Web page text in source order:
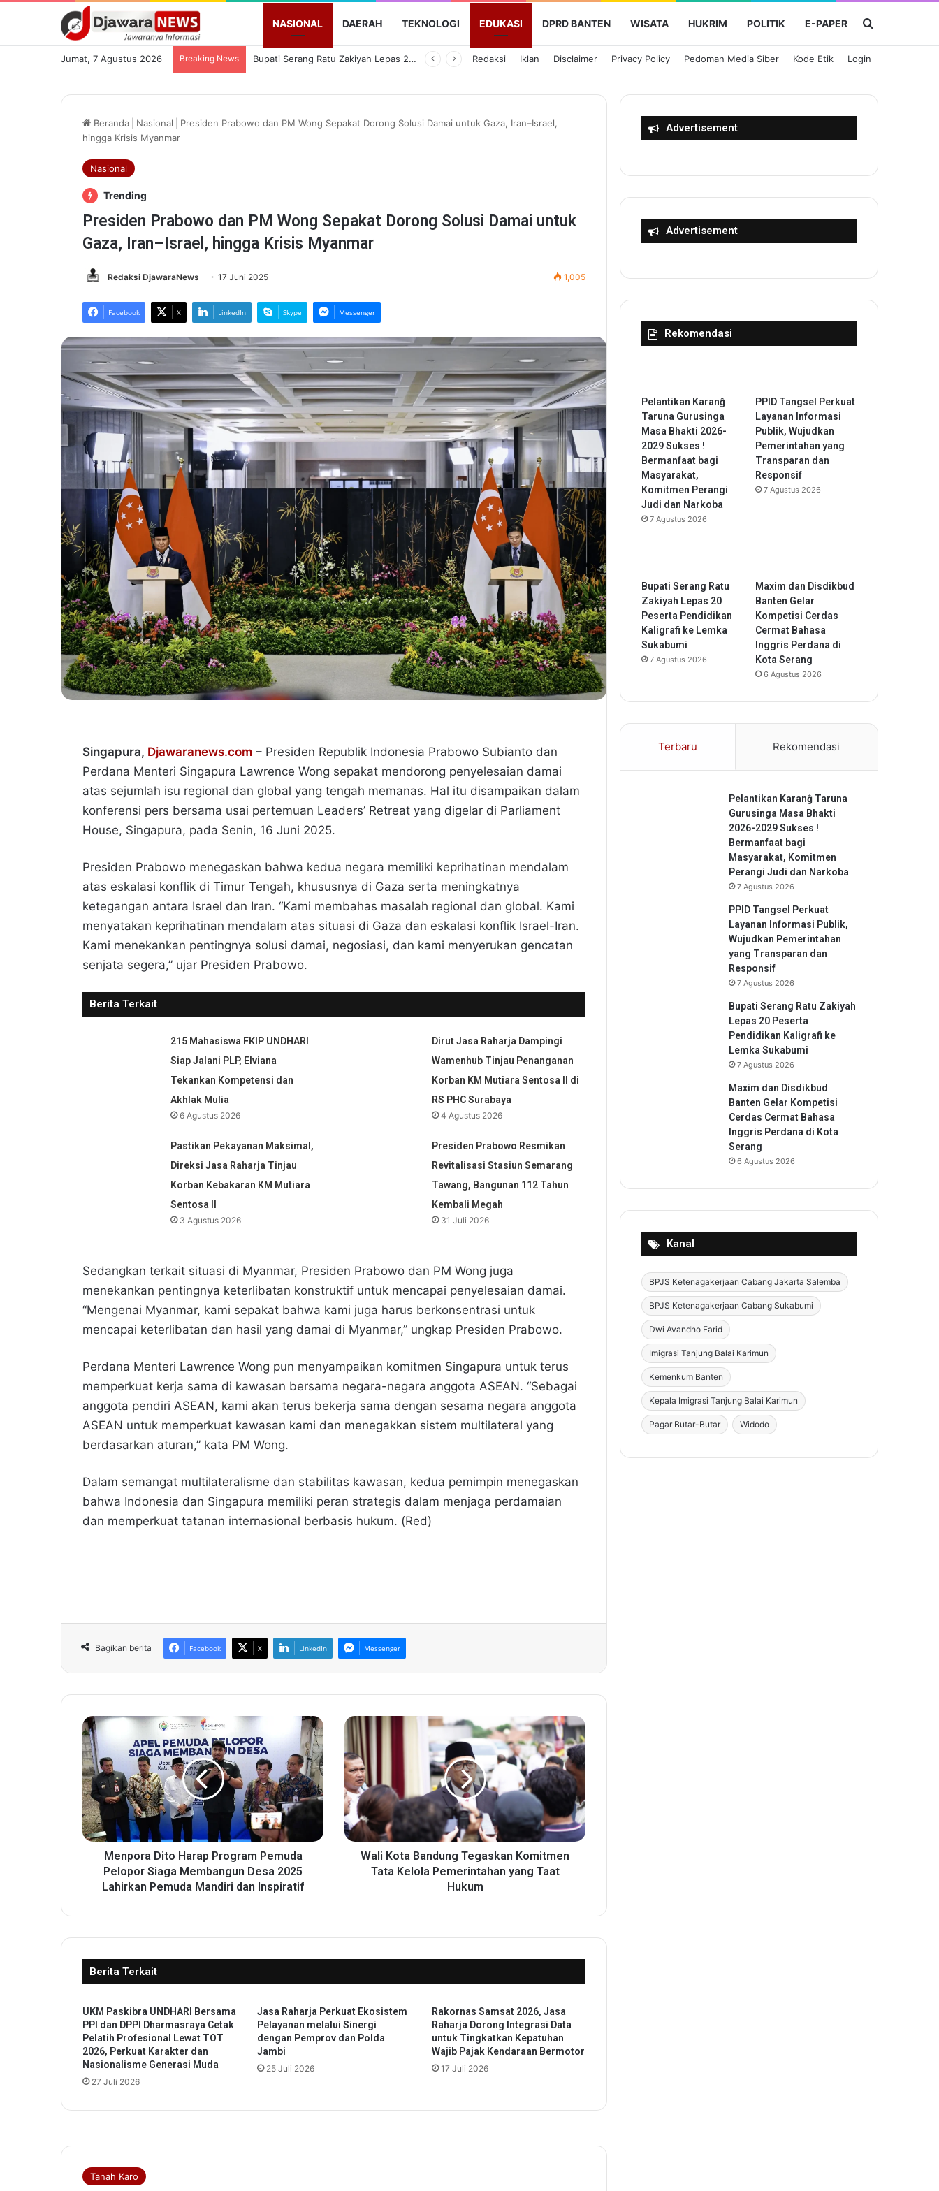
NASIONAL DAERAH TEKNOLOGI EDUKASI DPRD BANTEN WISATA HUKRIM POLITIK E-PAPER Cari Berita
Jumat, 7 Agustus 2026 Breaking News Bupati Serang Ratu Zakiyah Lepas 20 Peserta Pendidikan Kaligrafi ke Lemka Sukabumi Redaksi Iklan Disclaimer Privacy Policy Pedoman Media Siber Kode Etik Login
Beranda Nasional
Presiden Prabowo dan PM Wong Sepakat Dorong Solusi Damai untuk Gaza, Iran–Israel,
hingga Krisis Myanmar
Nasional
Trending
Presiden Prabowo dan PM Wong Sepakat Dorong Solusi Damai untuk
Gaza, Iran–Israel, hingga Krisis Myanmar
Redaksi DjawaraNews 17 Juni 2025 1,005
Facebook X LinkedIn Skype Messenger
Singapura, Djawaranews.com – Presiden Republik Indonesia Prabowo Subianto dan
Perdana Menteri Singapura Lawrence Wong sepakat mendorong penyelesaian damai
atas sejumlah isu regional dan global yang tengah memanas. Hal itu disampaikan dalam
konferensi pers bersama usai pertemuan Leaders’ Retreat yang digelar di Parliament
House, Singapura, pada Senin, 16 Juni 2025.
Presiden Prabowo menegaskan bahwa kedua negara memiliki keprihatinan mendalam
atas eskalasi konflik di Timur Tengah, khususnya di Gaza serta meningkatnya
ketegangan antara Israel dan Iran. “Kami membahas masalah regional dan global. Kami
menyatakan keprihatinan mendalam atas situasi di Gaza dan eskalasi konflik Israel-Iran.
Kami menekankan pentingnya solusi damai, negosiasi, dan kami menyerukan gencatan
senjata segera,” ujar Presiden Prabowo.
Berita Terkait
215 Mahasiswa FKIP UNDHARI
Siap Jalani PLP, Elviana
Tekankan Kompetensi dan
Akhlak Mulia
6 Agustus 2026
Dirut Jasa Raharja Dampingi
Wamenhub Tinjau Penanganan
Korban KM Mutiara Sentosa II di
RS PHC Surabaya
4 Agustus 2026
Pastikan Pekayanan Maksimal,
Direksi Jasa Raharja Tinjau
Korban Kebakaran KM Mutiara
Sentosa II
3 Agustus 2026
Presiden Prabowo Resmikan
Revitalisasi Stasiun Semarang
Tawang, Bangunan 112 Tahun
Kembali Megah
31 Juli 2026
Sedangkan terkait situasi di Myanmar, Presiden Prabowo dan PM Wong juga
menekankan pentingnya keterlibatan konstruktif untuk mencapai penyelesaian damai.
“Mengenai Myanmar, kami sepakat bahwa kami juga harus berkonsentrasi untuk
mencapai keterlibatan dan hasil yang damai di Myanmar,” ungkap Presiden Prabowo.
Perdana Menteri Lawrence Wong pun menyampaikan komitmen Singapura untuk terus
memperkuat kerja sama di kawasan bersama negara-negara anggota ASEAN. “Sebagai
anggota pendiri ASEAN, kami akan terus bekerja sama dengan sesama negara anggota
ASEAN untuk memperkuat kawasan kami dan menegakkan sistem multilateral yang
berdasarkan aturan,” kata PM Wong.
Dalam semangat multilateralisme dan stabilitas kawasan, kedua pemimpin menegaskan
bahwa Indonesia dan Singapura memiliki peran strategis dalam menjaga perdamaian
dan memperkuat tatanan internasional berbasis hukum. (Red)
Bagikan berita Facebook X LinkedIn Messenger
M
e
n
p
o
r
a
D
i
r
P
o
r
a
m
P
e
P
l
Menpora Dito Harap Program Pemuda
Pelopor Siaga Membangun Desa 2025
Lahirkan Pemuda Mandiri dan Inspiratif
W
l
i
K
o
t
a
B
n
e
a
k
a
n
e
Wali Kota Bandung Tegaskan Komitmen
Tata Kelola Pemerintahan yang Taat
Hukum
Berita Terkait
UKM Paskibra UNDHARI Bersama
PPI dan DPPI Dharmasraya Cetak
Pelatih Profesional Lewat TOT
2026, Perkuat Karakter dan
Nasionalisme Generasi Muda
27 Juli 2026
‎Jasa Raharja Perkuat Ekosistem
Pelayanan melalui Sinergi
dengan Pemprov dan Polda
Jambi
25 Juli 2026
Rakornas Samsat 2026, Jasa
Raharja Dorong Integrasi Data
untuk Tingkatkan Kepatuhan
Wajib Pajak Kendaraan Bermotor
17 Juli 2026
Advertisement
Advertisement
Rekomendasi
Pelantikan Karanĝ
Taruna Gurusinga
Masa Bhakti 2026-
2029 Sukses !
Bermanfaat bagi
Masyarakat,
Komitmen Perangi
Judi dan Narkoba
7 Agustus 2026
PPID Tangsel Perkuat
Layanan Informasi
Publik, Wujudkan
Pemerintahan yang
Transparan dan
Responsif
7 Agustus 2026
Bupati Serang Ratu
Zakiyah Lepas 20
Peserta Pendidikan
Kaligrafi ke Lemka
Sukabumi
7 Agustus 2026
Maxim dan Disdikbud
Banten Gelar
Kompetisi Cerdas
Cermat Bahasa
Inggris Perdana di
Kota Serang
6 Agustus 2026
Terbaru Rekomendasi
Pelantikan Karanĝ Taruna
Gurusinga Masa Bhakti
2026-2029 Sukses !
Bermanfaat bagi
Masyarakat, Komitmen
Perangi Judi dan Narkoba
7 Agustus 2026
PPID Tangsel Perkuat
Layanan Informasi Publik,
Wujudkan Pemerintahan
yang Transparan dan
Responsif
7 Agustus 2026
Bupati Serang Ratu Zakiyah
Lepas 20 Peserta
Pendidikan Kaligrafi ke
Lemka Sukabumi
7 Agustus 2026
Maxim dan Disdikbud
Banten Gelar Kompetisi
Cerdas Cermat Bahasa
Inggris Perdana di Kota
Serang
6 Agustus 2026
Kanal
BPJS Ketenagakerjaan Cabang Jakarta Salemba
BPJS Ketenagakerjaan Cabang Sukabumi
Dwi Avandho Farid
Imigrasi Tanjung Balai Karimun
Kemenkum Banten
Kepala Imigrasi Tanjung Balai Karimun
Pagar Butar-Butar Widodo